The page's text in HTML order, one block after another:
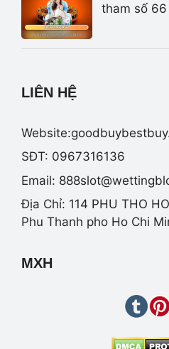
tham số
LIÊN HỆ
SĐT: 0967316136
Email:
Địa Chỉ: 114 PHU THO
Phu Thanh pho Ho Chi
MXH